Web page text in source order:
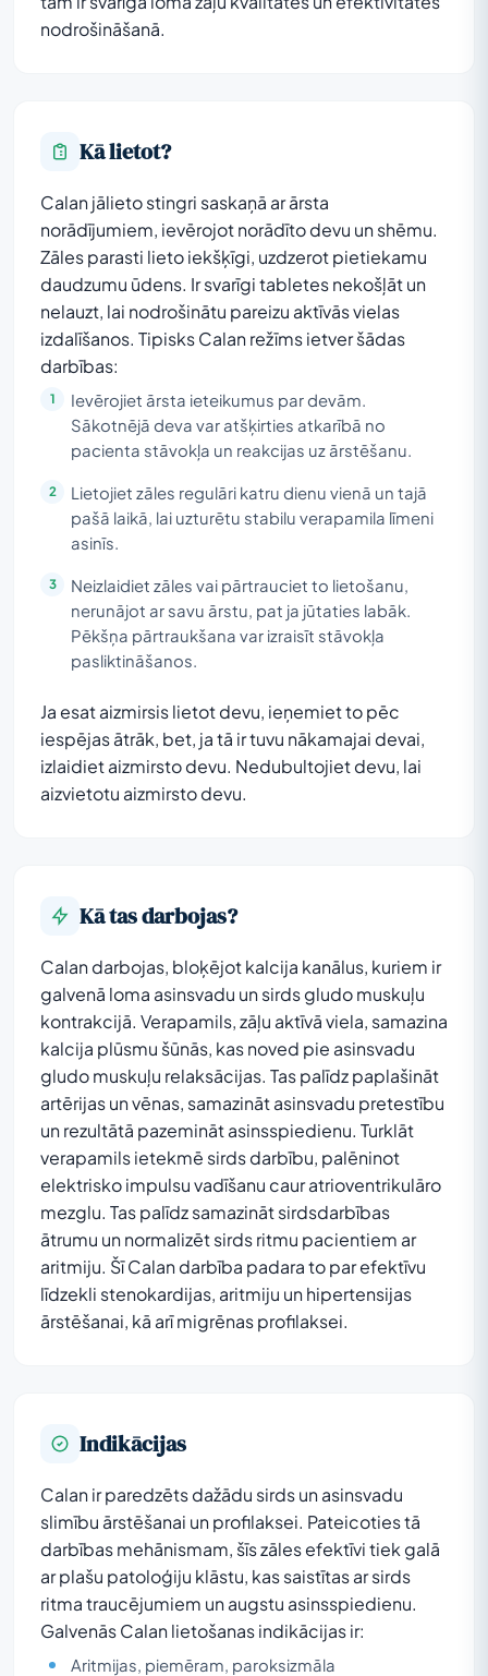
nodrošināšanā.
Kā lietot?
Calan jālieto stingri saskaņā ar ārsta
norādījumiem, ievērojot norādīto devu un shēmu.
Zāles parasti lieto iekšķīgi, uzdzerot pietiekamu
daudzumu ūdens. Ir svarīgi tabletes nekošļāt un
nelauzt, lai nodrošinātu pareizu aktīvās vielas
izdalīšanos. Tipisks Calan režīms ietver šādas
darbības:
Ievērojiet ārsta ieteikumus par devām.
Sākotnējā deva var atšķirties atkarībā no
pacienta stāvokļa un reakcijas uz ārstēšanu.
Lietojiet zāles regulāri katru dienu vienā un tajā
pašā laikā, lai uzturētu stabilu verapamila līmeni
asinīs.
Neizlaidiet zāles vai pārtrauciet to lietošanu,
nerunājot ar savu ārstu, pat ja jūtaties labāk.
Pēkšņa pārtraukšana var izraisīt stāvokļa
pasliktināšanos.
Ja esat aizmirsis lietot devu, ieņemiet to pēc
iespējas ātrāk, bet, ja tā ir tuvu nākamajai devai,
izlaidiet aizmirsto devu. Nedubultojiet devu, lai
aizvietotu aizmirsto devu.
Kā tas darbojas?
Calan darbojas, bloķējot kalcija kanālus, kuriem ir
galvenā loma asinsvadu un sirds gludo muskuļu
kontrakcijā. Verapamils, zāļu aktīvā viela, samazina
kalcija plūsmu šūnās, kas noved pie asinsvadu
gludo muskuļu relaksācijas. Tas palīdz paplašināt
artērijas un vēnas, samazināt asinsvadu pretestību
un rezultātā pazemināt asinsspiedienu. Turklāt
verapamils ietekmē sirds darbību, palēninot
elektrisko impulsu vadīšanu caur atrioventrikulāro
mezglu. Tas palīdz samazināt sirdsdarbības
ātrumu un normalizēt sirds ritmu pacientiem ar
aritmiju. Šī Calan darbība padara to par efektīvu
līdzekli stenokardijas, aritmiju un hipertensijas
ārstēšanai, kā arī migrēnas profilaksei.
Indikācijas
Calan ir paredzēts dažādu sirds un asinsvadu
slimību ārstēšanai un profilaksei. Pateicoties tā
darbības mehānismam, šīs zāles efektīvi tiek galā
ar plašu patoloģiju klāstu, kas saistītas ar sirds
ritma traucējumiem un augstu asinsspiedienu.
Galvenās Calan lietošanas indikācijas ir:
Aritmijas, piemēram, paroksizmāla